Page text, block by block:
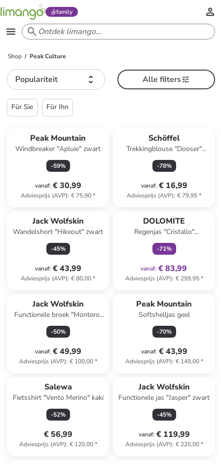
family
Shop Peak Culture
Populariteit Alle filters
Für Sie Für Ihn
Peak Mountain
Windbreaker "Apluie" zwart
-59%
vanaf: € 30,99
Adviesprijs (AVP): € 75,90*
Schöffel
Trekkingblouse "Dooser"
olijfgroen
-78%
vanaf: € 16,99
Adviesprijs (AVP): € 79,95*
Jack Wolfskin
Wandelshort "Hikeout" zwart
-45%
vanaf: € 43,99
Adviesprijs (AVP): € 80,00*
DOLOMITE
Regenjas "Cristallo"
donkerblauw
-71%
vanaf: € 83,99
Adviesprijs (AVP): € 299,95*
Jack Wolfskin
Functionele broek "Montero"
donkerblauw
-50%
vanaf: € 49,99
Adviesprijs (AVP): € 100,00*
Peak Mountain
Softshelljas geel
-70%
vanaf: € 43,99
Adviesprijs (AVP): € 149,00*
Salewa
Fietsshirt "Vento Merino" kaki
-52%
€ 56,99
Adviesprijs (AVP): € 120,00*
Jack Wolfskin
Functionele jas "Jasper" zwart
-45%
vanaf: € 119,99
Adviesprijs (AVP): € 220,00*